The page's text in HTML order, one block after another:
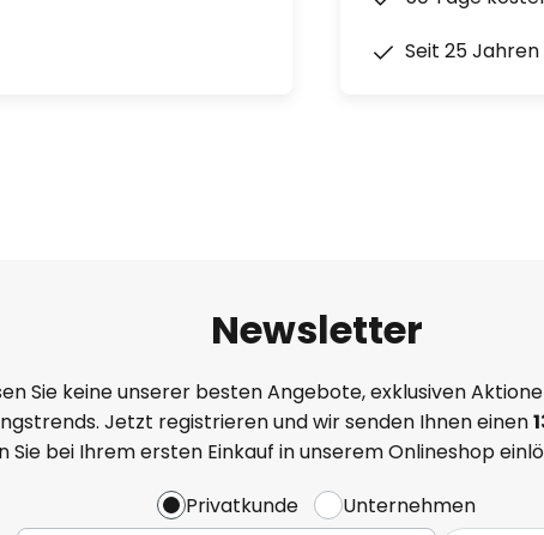
Seit 25 Jahren
Newsletter
Sie keine unserer besten Angebote, exklusiven
Jetzt registrieren und wir senden Ihnen einen
Sie bei Ihrem ersten Einkauf in unserem Onlineshop
Privatkunde
Unternehmen